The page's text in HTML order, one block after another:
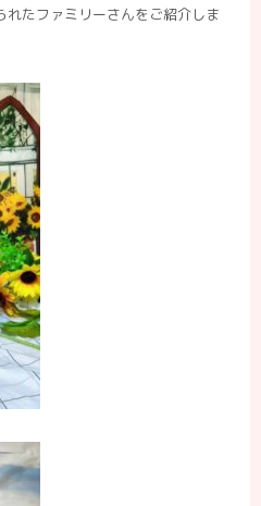
たファミリーさんをご紹介しま